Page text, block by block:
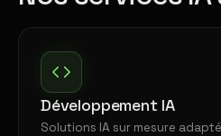
Développement IA
Solutions IA sur mesure